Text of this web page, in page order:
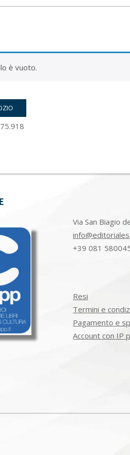
è vuoto.
Via San Biagio
+39 081
Resi
Termini e
Pagamento e
Account con IP